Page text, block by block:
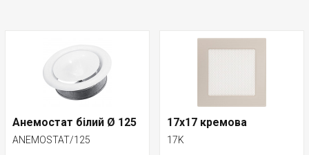
Анемостат білий Ø 125
ANEMOSTAT/125
17x17 кремова
17K